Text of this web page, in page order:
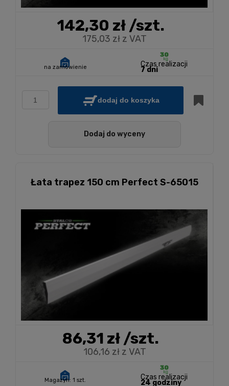
142,30 zł/szt.
175,03 zł z VAT
na zamówienie Czas realizacji
7 dni
dodaj do koszyka
Dodaj do wyceny
Łata trapez 150 cm Perfect S-65015
86,31 zł/szt.
106,16 zł z VAT
Magazyn: 1 szt. Czas realizacji
24 godziny